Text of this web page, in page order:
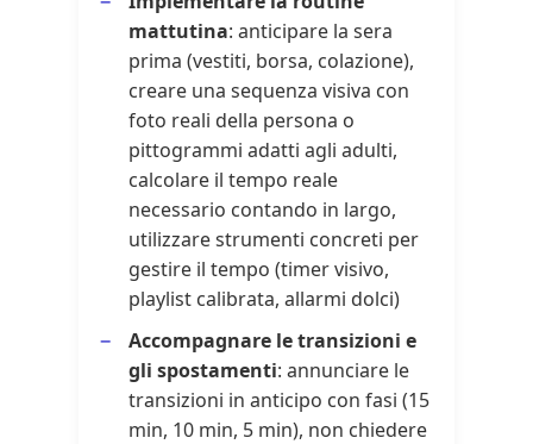
mattutina: anticipare la sera
prima (vestiti, borsa, colazione),
creare una sequenza visiva con
foto reali della persona o
pittogrammi adatti agli adulti,
calcolare il tempo reale
necessario contando in largo,
utilizzare strumenti concreti per
gestire il tempo (timer visivo,
playlist calibrata, allarmi dolci)
Accompagnare le transizioni e
gli spostamenti: annunciare le
transizioni in anticipo con fasi (15
min, 10 min, 5 min), non chiedere